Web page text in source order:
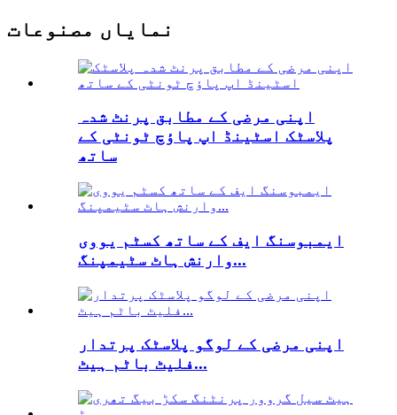
نمایاں مصنوعات
اپنی مرضی کے مطابق پرنٹ شدہ
پلاسٹک اسٹینڈ اپ پاؤچ ٹونٹی کے
ساتھ
ایمبوسنگ ایف کے ساتھ کسٹم یووی
وارنش ہاٹ سٹیمپنگ...
اپنی مرضی کے لوگو پلاسٹک پرتدار
فلیٹ باٹم ہیٹ...